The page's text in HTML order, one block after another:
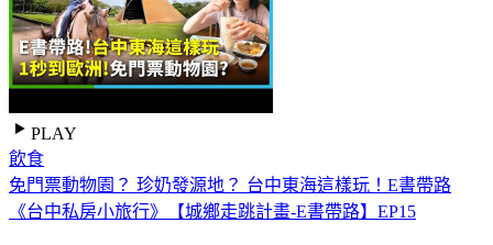
PLAY
飲食
免門票動物園？ 珍奶發源地？ 台中東海這樣玩！E書帶路
《台中私房小旅行》【城鄉走跳計畫-E書帶路】EP15